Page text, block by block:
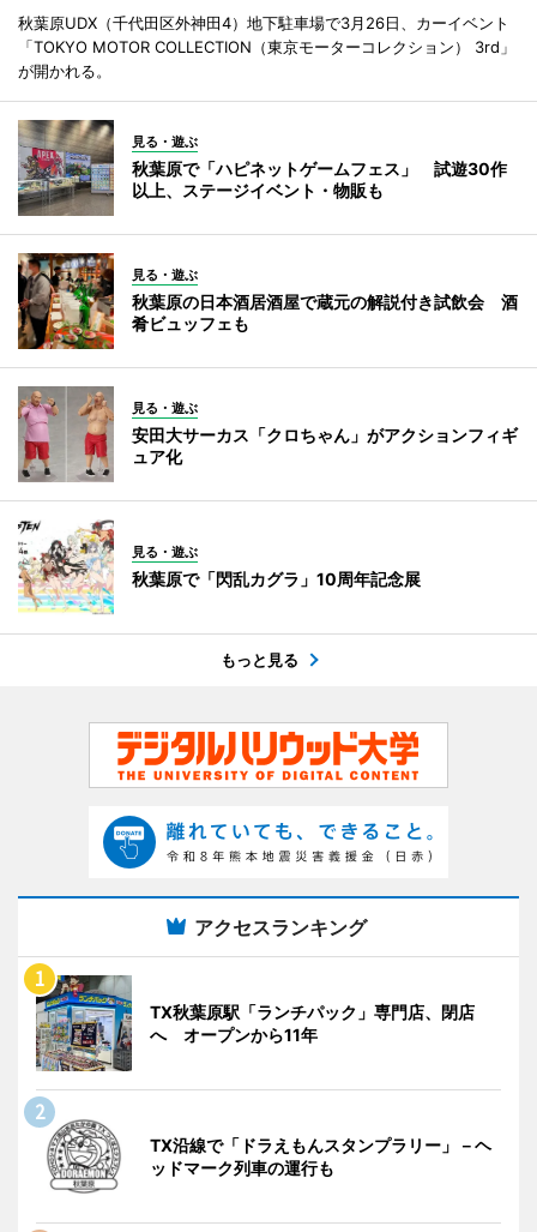
秋葉原UDX（千代田区外神田4）地下駐車場で3月26日、カーイベント
「TOKYO MOTOR COLLECTION（東京モーターコレクション） 3rd」
が開かれる。
見る・遊ぶ
秋葉原で「ハピネットゲームフェス」 試遊30作
以上、ステージイベント・物販も
見る・遊ぶ
秋葉原の日本酒居酒屋で蔵元の解説付き試飲会 酒
肴ビュッフェも
見る・遊ぶ
安田大サーカス「クロちゃん」がアクションフィギ
ュア化
見る・遊ぶ
秋葉原で「閃乱カグラ」10周年記念展
もっと見る
アクセスランキング
TX秋葉原駅「ランチパック」専門店、閉店
へ オープンから11年
TX沿線で「ドラえもんスタンプラリー」－ヘ
ッドマーク列車の運行も